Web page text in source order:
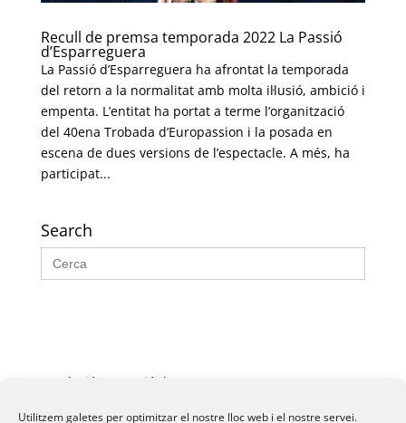
Utilitzem galetes per optimitzar el nostre lloc web i el nostre servei.
Recull de premsa temporada 2022 La Passió
d’Esparreguera
La Passió d’Esparreguera ha afrontat la temporada
del retorn a la normalitat amb molta il·lusió, ambició i
empenta. L’entitat ha portat a terme l’organització
del 40ena Trobada d’Europassion i la posada en
escena de dues versions de l’espectacle. A més, ha
participat...
Search
Search
for:
Fundació La Passió d’Esparreguera, 2026